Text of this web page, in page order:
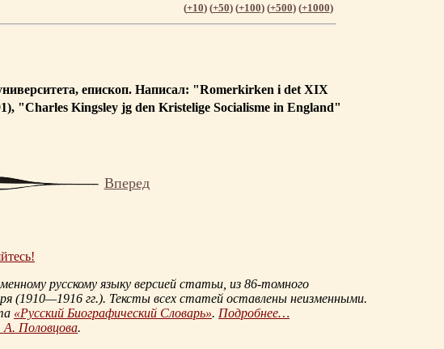
(+10) (+50) (+100) (+500) (+1000)
епископ. Написал: "Romerkirken i det XIX
"Charles Kingsley jg den Kristelige Socialisme in England"
Вперед
русскому языку версией статьи, из 86-томного
(1910—1916 гг.). Тексты всех статей оставлены неизменными.
«Русский Биографический Словарь». Подробнее…
А. Половцова.